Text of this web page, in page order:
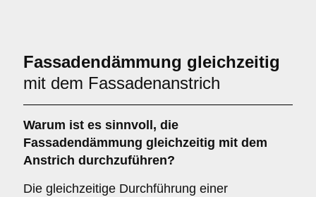
Fassadendämmung gleichzeitig
mit dem Fassadenanstrich
Warum ist es sinnvoll, die
Fassadendämmung gleichzeitig mit dem
Anstrich durchzuführen?
Die gleichzeitige Durchführung einer